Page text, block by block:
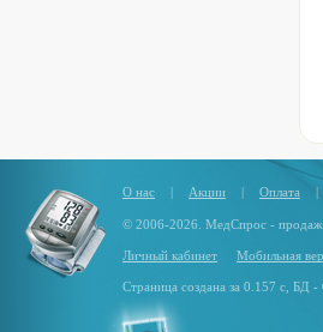
О нас | Акции | Оплата |
© 2006-2026. МедСпрос -
Личный кабинет Мобильная
Страница создана за 0.157 с, БД